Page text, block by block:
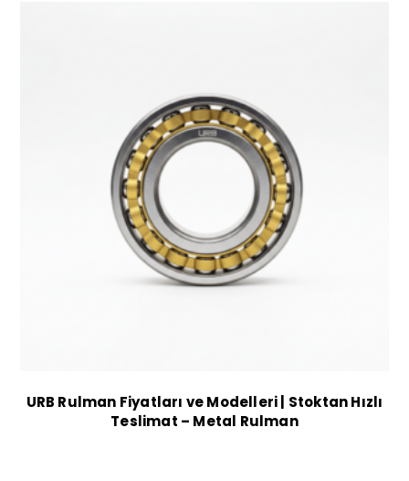
URB Rulman Fiyatları ve Modelleri | Stoktan Hızlı
Teslimat – Metal Rulman